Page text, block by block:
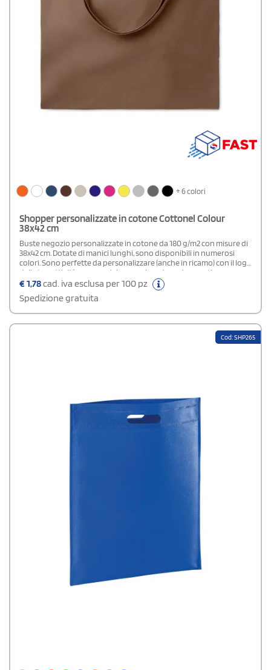
+ 6 colori
Shopper personalizzate in cotone Cottonel Colour
38x42 cm
Buste negozio personalizzate in cotone da 180 g/m2 con misure di
38x42 cm. Dotate di manici lunghi, sono disponibili in numerosi
colori. Sono perfette da personalizzare (anche in ricamo) con il logo
della tua attività commerciale e regalare durante eventi
promozionali o fiere di settore.
€1,78cad. iva esclusa per 100 pz
Spedizione gratuita
Cod: SHP265